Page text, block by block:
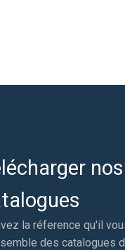
nos
la réference qu'il
des catalogues